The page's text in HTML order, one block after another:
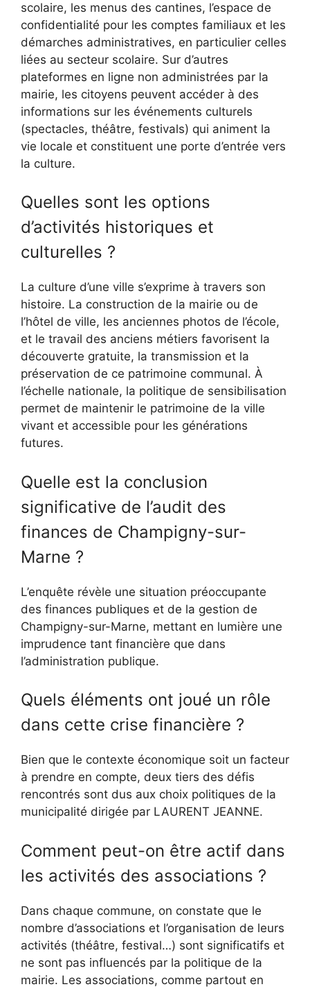
scolaire, les menus des cantines, l’espace de
confidentialité pour les comptes familiaux et les
démarches administratives, en particulier celles
liées au secteur scolaire. Sur d’autres
plateformes en ligne non administrées par la
mairie, les citoyens peuvent accéder à des
informations sur les événements culturels
(spectacles, théâtre, festivals) qui animent la
vie locale et constituent une porte d’entrée vers
la culture.
Quelles sont les options
d’activités historiques et
culturelles ?
La culture d’une ville s’exprime à travers son
histoire. La construction de la mairie ou de
l’hôtel de ville, les anciennes photos de l’école,
et le travail des anciens métiers favorisent la
découverte gratuite, la transmission et la
préservation de ce patrimoine communal. À
l’échelle nationale, la politique de sensibilisation
permet de maintenir le patrimoine de la ville
vivant et accessible pour les générations
futures.
Quelle est la conclusion
significative de l’audit des
finances de Champigny-sur-
Marne ?
L’enquête révèle une situation préoccupante
des finances publiques et de la gestion de
Champigny-sur-Marne, mettant en lumière une
imprudence tant financière que dans
l’administration publique.
Quels éléments ont joué un rôle
dans cette crise financière ?
Bien que le contexte économique soit un facteur
à prendre en compte, deux tiers des défis
rencontrés sont dus aux choix politiques de la
municipalité dirigée par LAURENT JEANNE.
Comment peut-on être actif dans
les activités des associations ?
Dans chaque commune, on constate que le
nombre d’associations et l’organisation de leurs
activités (théâtre, festival…) sont significatifs et
ne sont pas influencés par la politique de la
mairie. Les associations, comme partout en